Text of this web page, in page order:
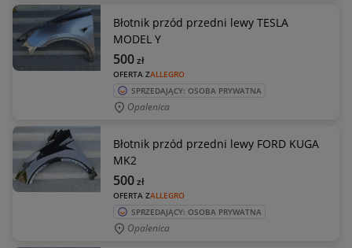
Błotnik przód przedni lewy TESLA
MODEL Y
OFERTA ZALLEGRO
500zł
SPRZEDAJĄCY: OSOBA PRYWATNA
Opalenica
Błotnik przód przedni lewy FORD KUGA
MK2
OFERTA ZALLEGRO
500zł
SPRZEDAJĄCY: OSOBA PRYWATNA
Opalenica